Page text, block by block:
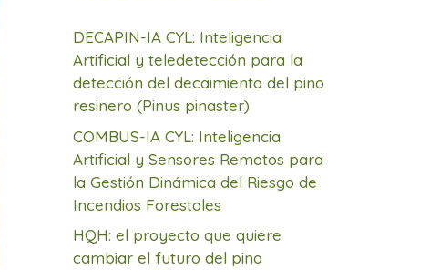
DECAPIN-IA CYL: Inteligencia
Artificial y teledetección para la
detección del decaimiento del pino
resinero (Pinus pinaster)
COMBUS-IA CYL: Inteligencia
Artificial y Sensores Remotos para
la Gestión Dinámica del Riesgo de
Incendios Forestales
HQH: el proyecto que quiere
cambiar el futuro del pino